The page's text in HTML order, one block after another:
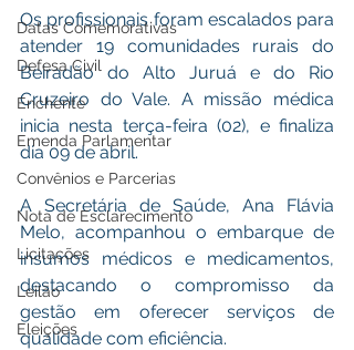
Datas Comemorativas
Defesa Civil
Enchente
Emenda Parlamentar
Convênios e Parcerias
Nota de Esclarecimento
Licitações
Leilão
Eleições
Os profissionais foram escalados para
atender 19 comunidades rurais do
Beiradão do Alto Juruá e do Rio
Cruzeiro do Vale. A missão médica
inicia nesta terça-feira (02), e finaliza
dia 09 de abril.
A Secretária de Saúde, Ana Flávia
Melo, acompanhou o embarque de
insumos médicos e medicamentos,
destacando o compromisso da
gestão em oferecer serviços de
qualidade com eficiência.